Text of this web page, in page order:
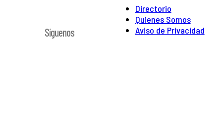
Directorio
Quienes Somos
Aviso de Privacidad
Síguenos